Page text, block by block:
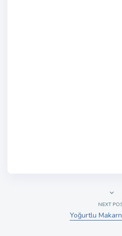
NEXT
Yoğurtlu